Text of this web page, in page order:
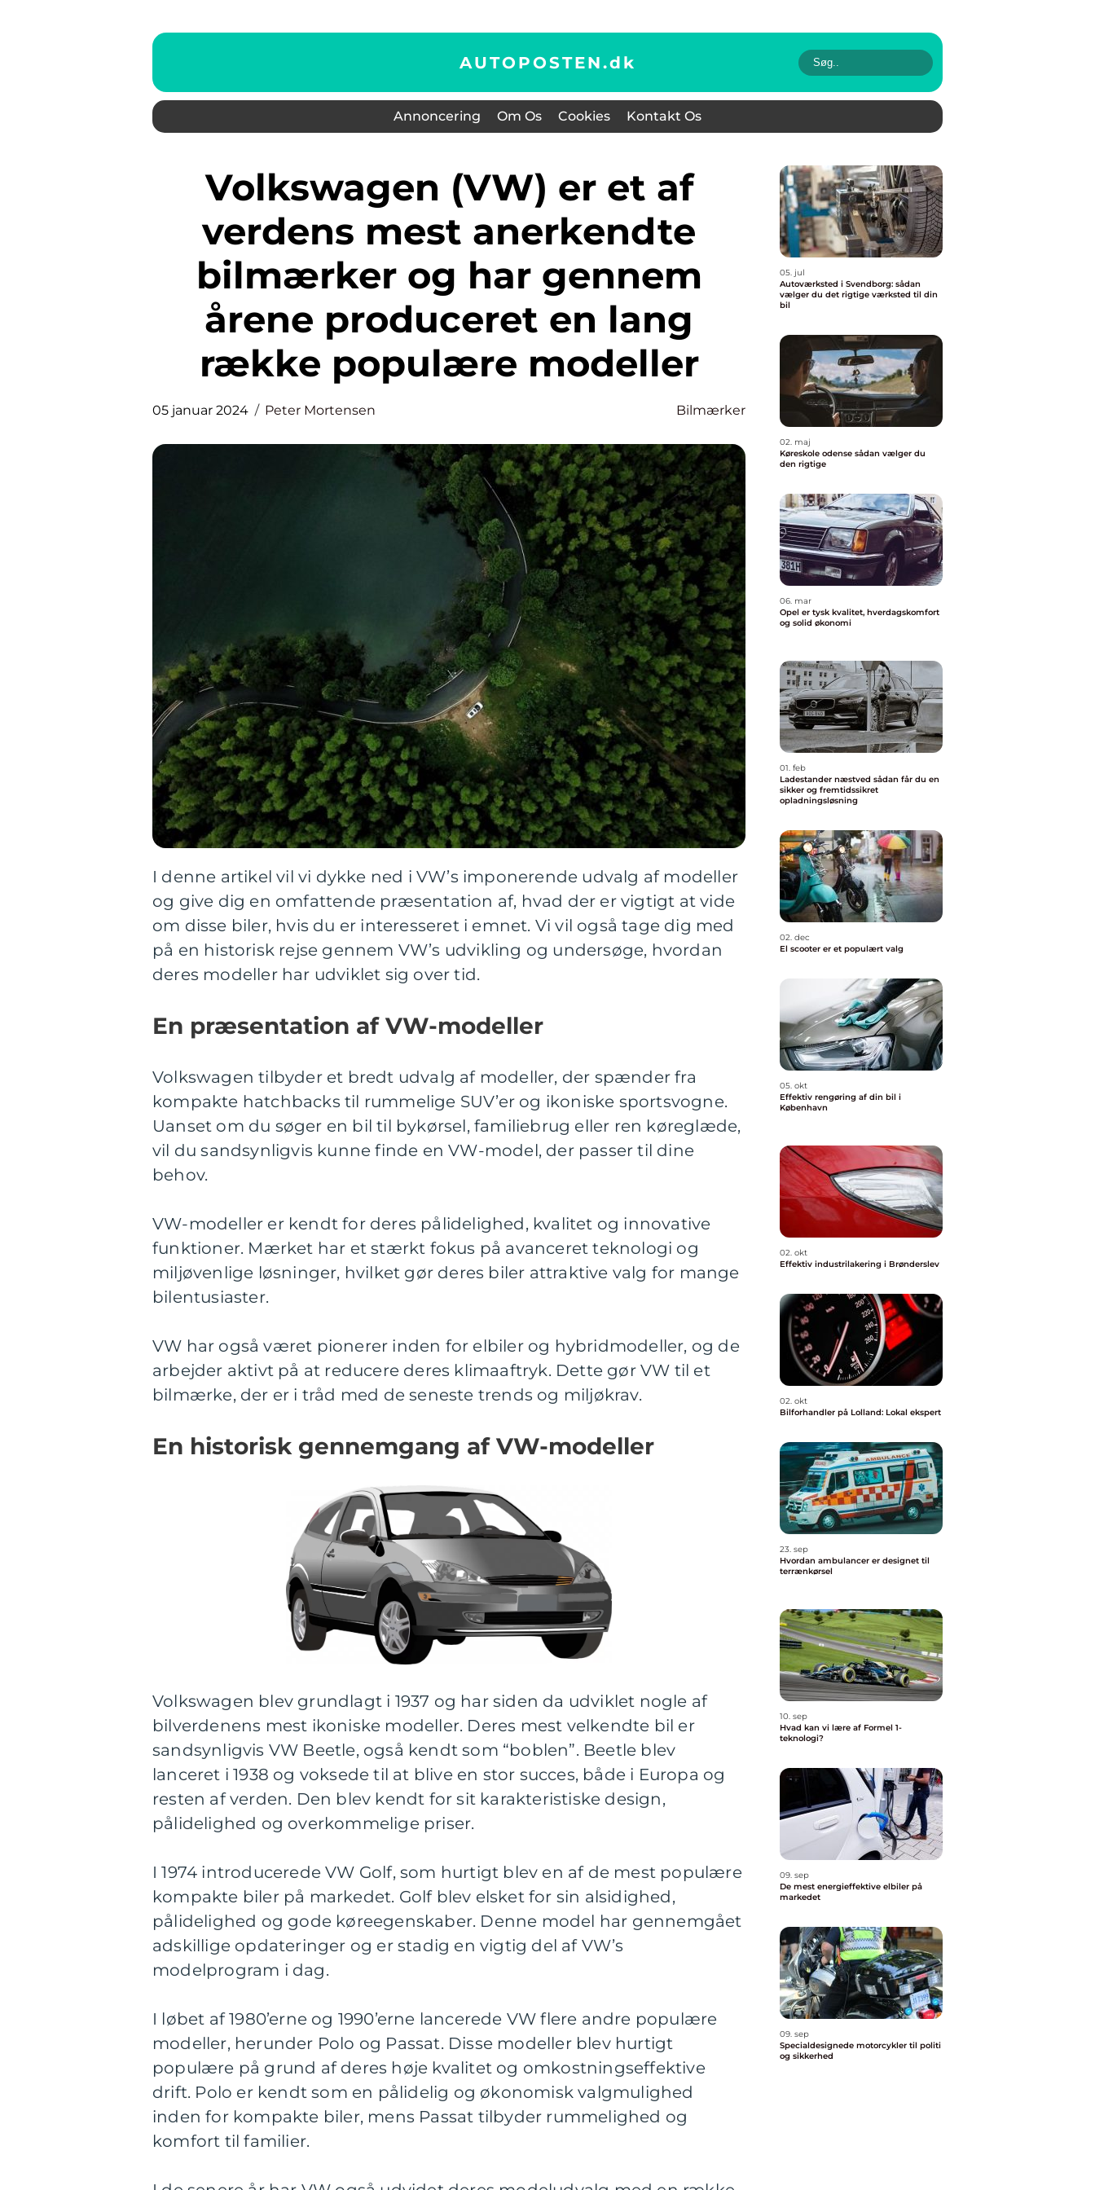
AUTOPOSTEN.dk
Annoncering Om Os Cookies Kontakt Os
Volkswagen (VW) er et af
verdens mest anerkendte
bilmærker og har gennem
årene produceret en lang
række populære modeller
05 januar 2024 Peter Mortensen Bilmærker
I denne artikel vil vi dykke ned i VW’s imponerende udvalg af modeller
og give dig en omfattende præsentation af, hvad der er vigtigt at vide
om disse biler, hvis du er interesseret i emnet. Vi vil også tage dig med
på en historisk rejse gennem VW’s udvikling og undersøge, hvordan
deres modeller har udviklet sig over tid.
En præsentation af VW-modeller
Volkswagen tilbyder et bredt udvalg af modeller, der spænder fra
kompakte hatchbacks til rummelige SUV’er og ikoniske sportsvogne.
Uanset om du søger en bil til bykørsel, familiebrug eller ren køreglæde,
vil du sandsynligvis kunne finde en VW-model, der passer til dine
behov.
VW-modeller er kendt for deres pålidelighed, kvalitet og innovative
funktioner. Mærket har et stærkt fokus på avanceret teknologi og
miljøvenlige løsninger, hvilket gør deres biler attraktive valg for mange
bilentusiaster.
VW har også været pionerer inden for elbiler og hybridmodeller, og de
arbejder aktivt på at reducere deres klimaaftryk. Dette gør VW til et
bilmærke, der er i tråd med de seneste trends og miljøkrav.
En historisk gennemgang af VW-modeller
Volkswagen blev grundlagt i 1937 og har siden da udviklet nogle af
bilverdenens mest ikoniske modeller. Deres mest velkendte bil er
sandsynligvis VW Beetle, også kendt som “boblen”. Beetle blev
lanceret i 1938 og voksede til at blive en stor succes, både i Europa og
resten af verden. Den blev kendt for sit karakteristiske design,
pålidelighed og overkommelige priser.
I 1974 introducerede VW Golf, som hurtigt blev en af de mest populære
kompakte biler på markedet. Golf blev elsket for sin alsidighed,
pålidelighed og gode køreegenskaber. Denne model har gennemgået
adskillige opdateringer og er stadig en vigtig del af VW’s
modelprogram i dag.
I løbet af 1980’erne og 1990’erne lancerede VW flere andre populære
modeller, herunder Polo og Passat. Disse modeller blev hurtigt
populære på grund af deres høje kvalitet og omkostningseffektive
drift. Polo er kendt som en pålidelig og økonomisk valgmulighed
inden for kompakte biler, mens Passat tilbyder rummelighed og
komfort til familier.
05. jul
Autoværksted i Svendborg: sådan
vælger du det rigtige værksted til din
bil
02. maj
Køreskole odense sådan vælger du
den rigtige
06. mar
Opel er tysk kvalitet, hverdagskomfort
og solid økonomi
01. feb
Ladestander næstved sådan får du en
sikker og fremtidssikret
opladningsløsning
02. dec
El scooter er et populært valg
05. okt
Effektiv rengøring af din bil i
København
02. okt
Effektiv industrilakering i Brønderslev
02. okt
Bilforhandler på Lolland: Lokal ekspert
23. sep
Hvordan ambulancer er designet til
terrænkørsel
10. sep
Hvad kan vi lære af Formel 1-
teknologi?
09. sep
De mest energieffektive elbiler på
markedet
09. sep
Specialdesignede motorcykler til politi
og sikkerhed